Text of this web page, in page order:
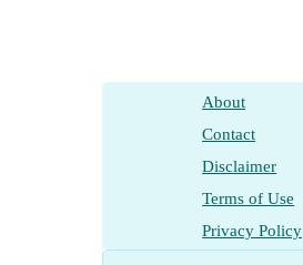
About
Contact
Disclaimer
Terms of Use
Privacy Policy